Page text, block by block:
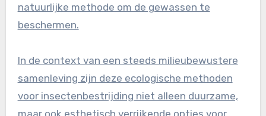
natuurlijke methode om de gewassen te
beschermen.
In de context van een steeds milieubewustere
samenleving zijn deze ecologische methoden
voor insectenbestrijding niet alleen duurzame,
maar ook esthetisch verrijkende opties voor